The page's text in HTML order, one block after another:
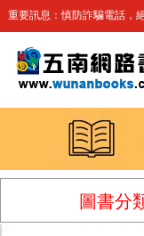
重要訊息：慎防詐騙電話，
圖書分